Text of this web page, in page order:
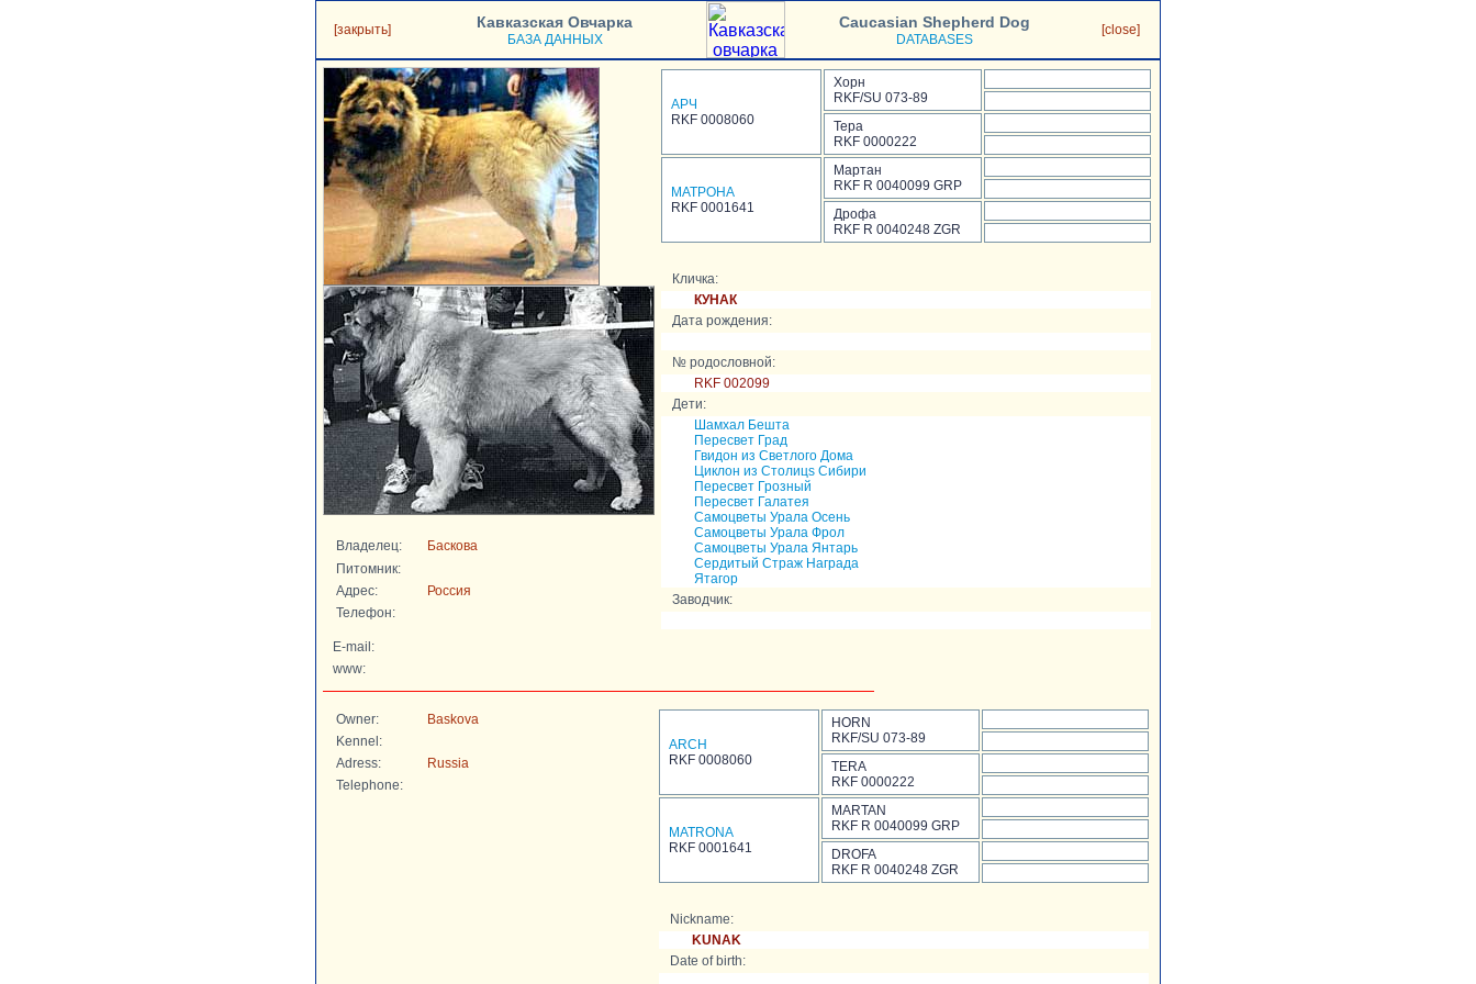
[закрыть] Кавказская Овчарка
БАЗА ДАННЫХ
Caucasian Shepherd Dog
DATABASES
[close]
Владелец:
Баскова
Питомник:
Адрес:
Россия
Телефон:
АРЧ
RKF 0008060
Хорн
RKF/SU 073-89
Тера
RKF 0000222
МАТРОНА
RKF 0001641
Мартан
RKF R 0040099 GRP
Дрофа
RKF R 0040248 ZGR
Кличка:
КУНАК
Дата рождения:
№ родословной:
RKF 002099
Дети:
Шамхал Бешта
Пересвет Град
Гвидон из Светлого Дома
Циклон из Столицs Сибири
Пересвет Грозный
Пересвет Галатея
Самоцветы Урала Осень
Самоцветы Урала Фрол
Самоцветы Урала Янтарь
Сердитый Страж Награда
Ятагор
Заводчик:
E-mail:
www:
Owner:
Baskova
Kennel:
Adress:
Russia
Telephone:
ARCH
RKF 0008060
HORN
RKF/SU 073-89
TERA
RKF 0000222
MATRONA
RKF 0001641
MARTAN
RKF R 0040099 GRP
DROFA
RKF R 0040248 ZGR
Nickname:
KUNAK
Date of birth: